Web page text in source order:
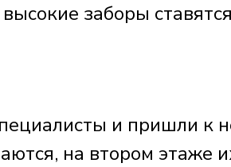
заборы
и пришли к
на втором этаже